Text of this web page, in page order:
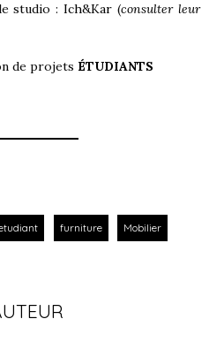
studio :Ich&Kar (consulter leur
de projets ÉTUDIANTS
furniture Mobilier